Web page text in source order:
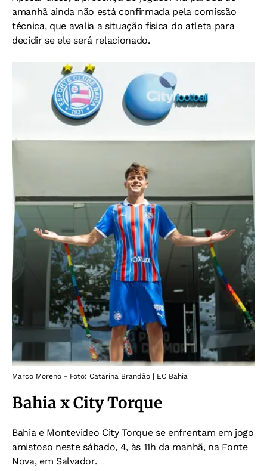
amanhã ainda não está confirmada pela comissão
técnica, que avalia a situação física do atleta para
decidir se ele será relacionado.
Marco Moreno - Foto: Catarina Brandão | EC Bahia
Bahia x City Torque
Bahia e Montevideo City Torque se enfrentam em jogo
amistoso neste sábado, 4, às 11h da manhã, na Fonte
Nova, em Salvador.